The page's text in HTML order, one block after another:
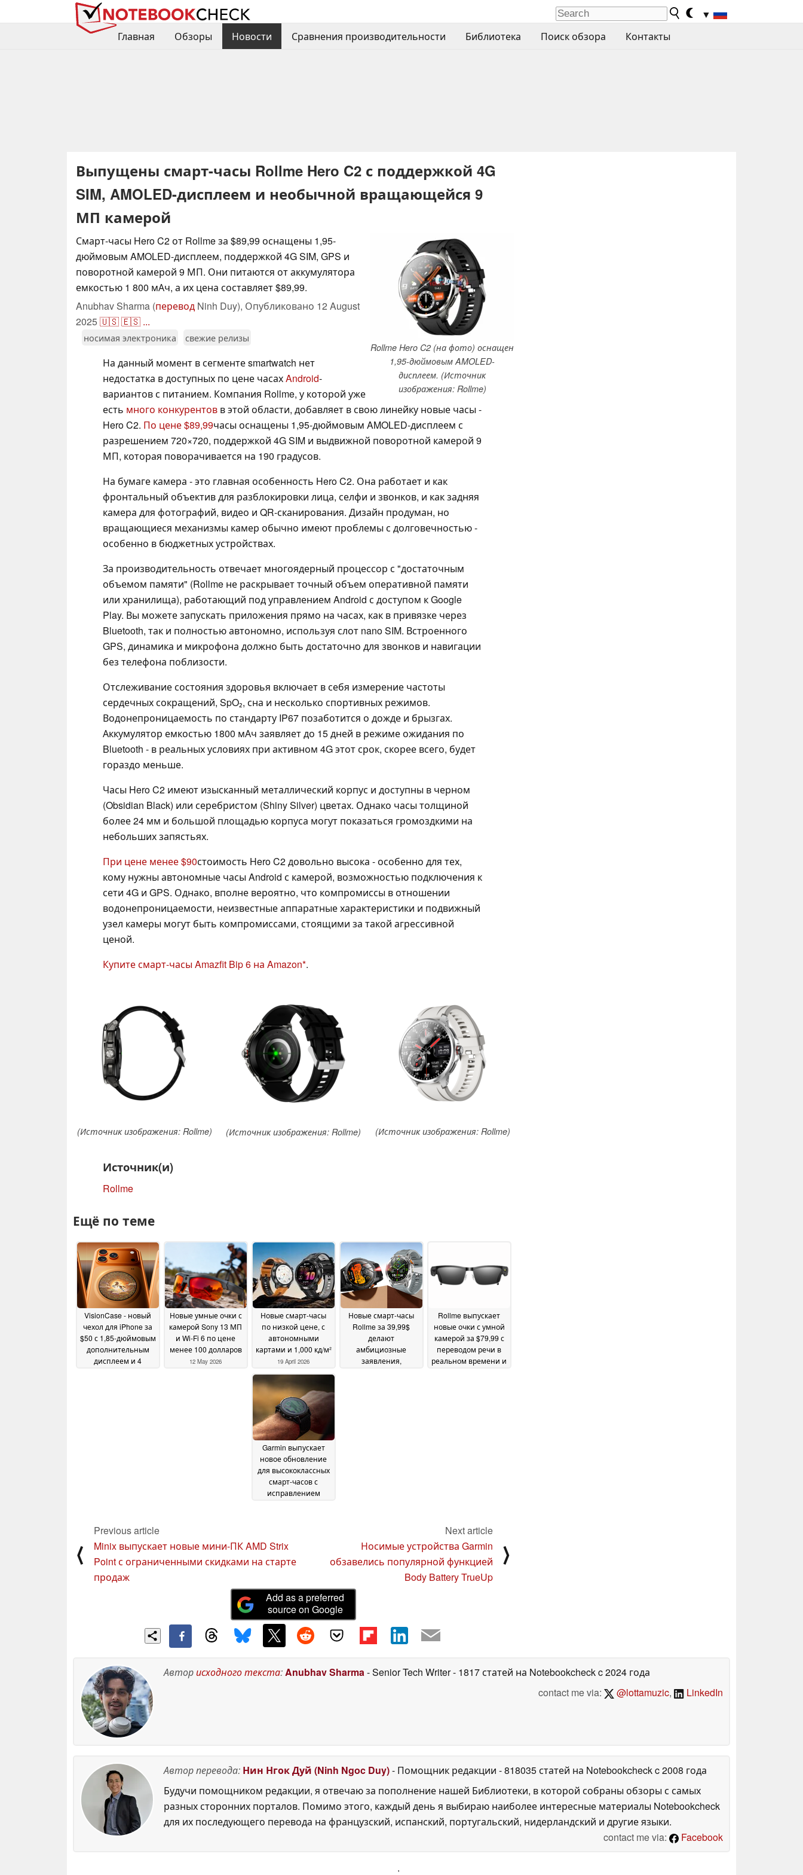
▼
Главная
Обзоры Новости Сравнения производительности Библиотека Поиск обзора Контакты
Выпущены смарт-часы Rollme Hero C2 с поддержкой 4G
SIM, AMOLED-дисплеем и необычной вращающейся 9
МП камерой
Rollme Hero C2 (на фото) оснащен
1,95-дюймовым AMOLED-
дисплеем. (Источник
изображения: Rollme)
Смарт-часы Hero C2 от Rollme за $89,99 оснащены 1,95-
дюймовым AMOLED-дисплеем, поддержкой 4G SIM, GPS и
поворотной камерой 9 МП. Они питаются от аккумулятора
емкостью 1 800 мАч, а их цена составляет $89,99.
Anubhav Sharma (перевод Ninh Duy), Опубликовано 12 August
2025🇺🇸🇪🇸 ...
носимая электроника свежие релизы
На данный момент в сегменте smartwatch нет
недостатка в доступных по цене часахAndroid-
вариантов с питанием. Компания Rollme, у которой уже
есть много конкурентов в этой области, добавляет в свою линейку новые часы -
Hero C2. По цене $89,99часы оснащены 1,95-дюймовым AMOLED-дисплеем с
разрешением 720×720, поддержкой 4G SIM и выдвижной поворотной камерой 9
МП, которая поворачивается на 190 градусов.
На бумаге камера - это главная особенность Hero C2. Она работает и как
фронтальный объектив для разблокировки лица, селфи и звонков, и как задняя
камера для фотографий, видео и QR-сканирования. Дизайн продуман, но
вращающиеся механизмы камер обычно имеют проблемы с долговечностью -
особенно в бюджетных устройствах.
За производительность отвечает многоядерный процессор с "достаточным
объемом памяти" (Rollme не раскрывает точный объем оперативной памяти
или хранилища), работающий под управлением Android с доступом к Google
Play. Вы можете запускать приложения прямо на часах, как в привязке через
Bluetooth, так и полностью автономно, используя слот nano SIM. Встроенного
GPS, динамика и микрофона должно быть достаточно для звонков и навигации
без телефона поблизости.
Отслеживание состояния здоровья включает в себя измерение частоты
сердечных сокращений, SpO₂, сна и несколько спортивных режимов.
Водонепроницаемость по стандарту IP67 позаботится о дожде и брызгах.
Аккумулятор емкостью 1800 мАч заявляет до 15 дней в режиме ожидания по
Bluetooth - в реальных условиях при активном 4G этот срок, скорее всего, будет
гораздо меньше.
Часы Hero C2 имеют изысканный металлический корпус и доступны в черном
(Obsidian Black) или серебристом (Shiny Silver) цветах. Однако часы толщиной
более 24 мм и большой площадью корпуса могут показаться громоздкими на
небольших запястьях.
При цене менее $90стоимость Hero C2 довольно высока - особенно для тех,
кому нужны автономные часы Android с камерой, возможностью подключения к
сети 4G и GPS. Однако, вполне вероятно, что компромиссы в отношении
водонепроницаемости, неизвестные аппаратные характеристики и подвижный
узел камеры могут быть компромиссами, стоящими за такой агрессивной
ценой.
Купите смарт-часы Amazfit Bip 6 на Amazon .
(Источник изображения: Rollme) (Источник изображения: Rollme) (Источник изображения: Rollme)
Источник(и)
Rollme
Ещё по теме
VisionCase - новый
чехол для iPhone за
$50 с 1,85-дюймовым
дополнительным
дисплеем и 4
Новые умные очки с
камерой Sony 13 МП
и Wi-Fi 6 по цене
менее 100 долларов
12 May 2026
Новые смарт-часы
по низкой цене, с
автономными
картами и 1,000 кд/м²
19 April 2026
Новые смарт-часы
Rollme за 39,99$
делают
амбициозные
заявления,
Rollme выпускает
новые очки с умной
камерой за $79,99 с
переводом речи в
реальном времени и
Garmin выпускает
новое обновление
для высококлассных
смарт-часов с
исправлением
обновления
2025
⟨
Previous article
Minix выпускает новые мини-ПК AMD Strix
Point с ограниченными скидками на старте
продаж
Next article
Носимые устройства Garmin
обзавелись популярной функцией
Body Battery TrueUp
⟩
Add as a preferred
source on Google
Авторисходного текста:Anubhav Sharma- Senior Tech Writer- 1817 статей на Notebookcheckc 2024 года
contact me via:
@lottamuzic, LinkedIn
Автор перевода: Нин Нгок Дуй (Ninh Ngoc Duy)- Помощник редакции - 818035 статей на Notebookcheckc 2008 года
Будучи помощником редакции, я отвечаю за пополнение нашей Библиотеки, в которой собраны обзоры с самых
разных сторонних порталов. Помимо этого, каждый день я выбираю наиболее интересные материалы Notebookcheck
для их последующего перевода на французский, испанский, португальский, нидерландский и другие языки.
contact me via:
Facebook
'